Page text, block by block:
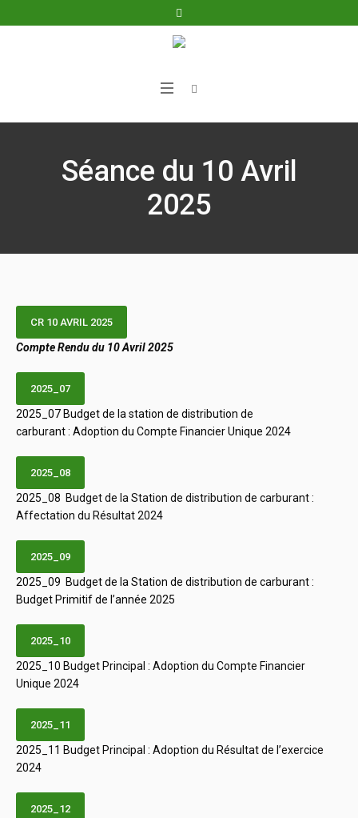
Séance du 10 Avril
2025
CR 10 AVRIL 2025
Compte Rendu du 10 Avril 2025
2025_07
2025_07 Budget de la station de distribution de
carburant : Adoption du Compte Financier Unique 2024
2025_08
2025_08 Budget de la Station de distribution de carburant :
Affectation du Résultat 2024
2025_09
2025_09 Budget de la Station de distribution de carburant :
Budget Primitif de l’année 2025
2025_10
2025_10 Budget Principal : Adoption du Compte Financier
Unique 2024
2025_11
2025_11 Budget Principal : Adoption du Résultat de l’exercice
2024
2025_12